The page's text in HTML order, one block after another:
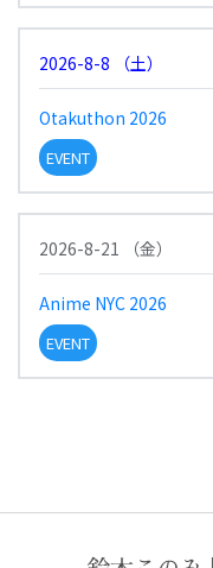
2026-8-8 （土）
Otakuthon 2026
EVENT
2026-8-21 （金）
Anime NYC 2026
EVENT